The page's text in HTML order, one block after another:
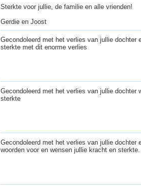
Sterkte voor jullie, de familie en alle vrienden!
Gerdie en Joost
Gecondoleerd met het verlies van jullie dochter
sterkte met dit enorme verlies
Gecondoleerd met het verlies van jullie dochter
sterkte
Gecondoleerd met het verlies van jullie dochter
woorden voor en wensen jullie kracht en sterkte.